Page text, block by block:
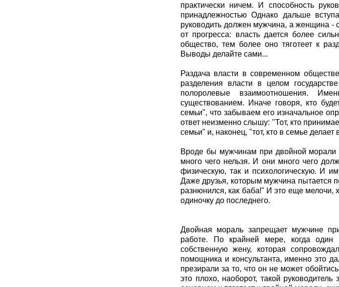
практически ничем. И способность
принадлежностью Однако дальше
руководить должен мужчина, а женщина -
от прогресса: власть дается более
общество, тем более оно тяготеет к
Выводы делайте сами...
Раздача власти в современном
разделения власти в целом
полоролевые взаимоотношения.
существованием. Иначе говоря, кто
семьи", что забываем его изначальное
ответ неизменно слышу: "Тот, кто
семьи" и, наконец, "тот, кто в семье
Вроде бы мужчинам при двойной
много чего нельзя. И они много чего
физическую, так и психологическую. И
Даже друзья, которым мужчина пытается
разнюнился, как баба!" И это еще мелочи,
одиночку до последнего.
Двойная мораль запрещает мужчине
работе. По крайней мере, когда один
собственную жену, которая
помощника и консультанта, именно это
презирали за то, что он не может
это плохо, наоборот, такой